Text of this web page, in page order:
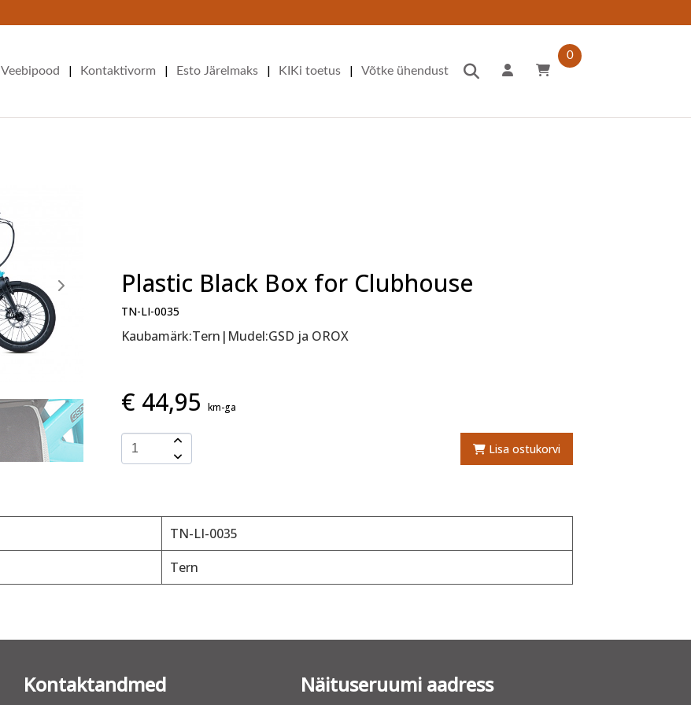
Veebipood | Kontaktivorm | Esto Järelmaks | KIKi toetus | Võtke ühendust
0
Plastic Black Box for Clubhouse
TN-LI-0035
Kaubamärk:Tern|Mudel:GSD ja OROX
€ 44,95 km-ga
Lisa ostukorvi
TN-LI-0035
Tern
Kontaktandmed Näituseruumi aadress